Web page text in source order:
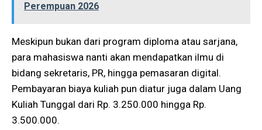
Perempuan 2026
Meskipun bukan dari program diploma atau sarjana,
para mahasiswa nanti akan mendapatkan ilmu di
bidang sekretaris, PR, hingga pemasaran digital.
Pembayaran biaya kuliah pun diatur juga dalam Uang
Kuliah Tunggal dari Rp. 3.250.000 hingga Rp.
3.500.000.